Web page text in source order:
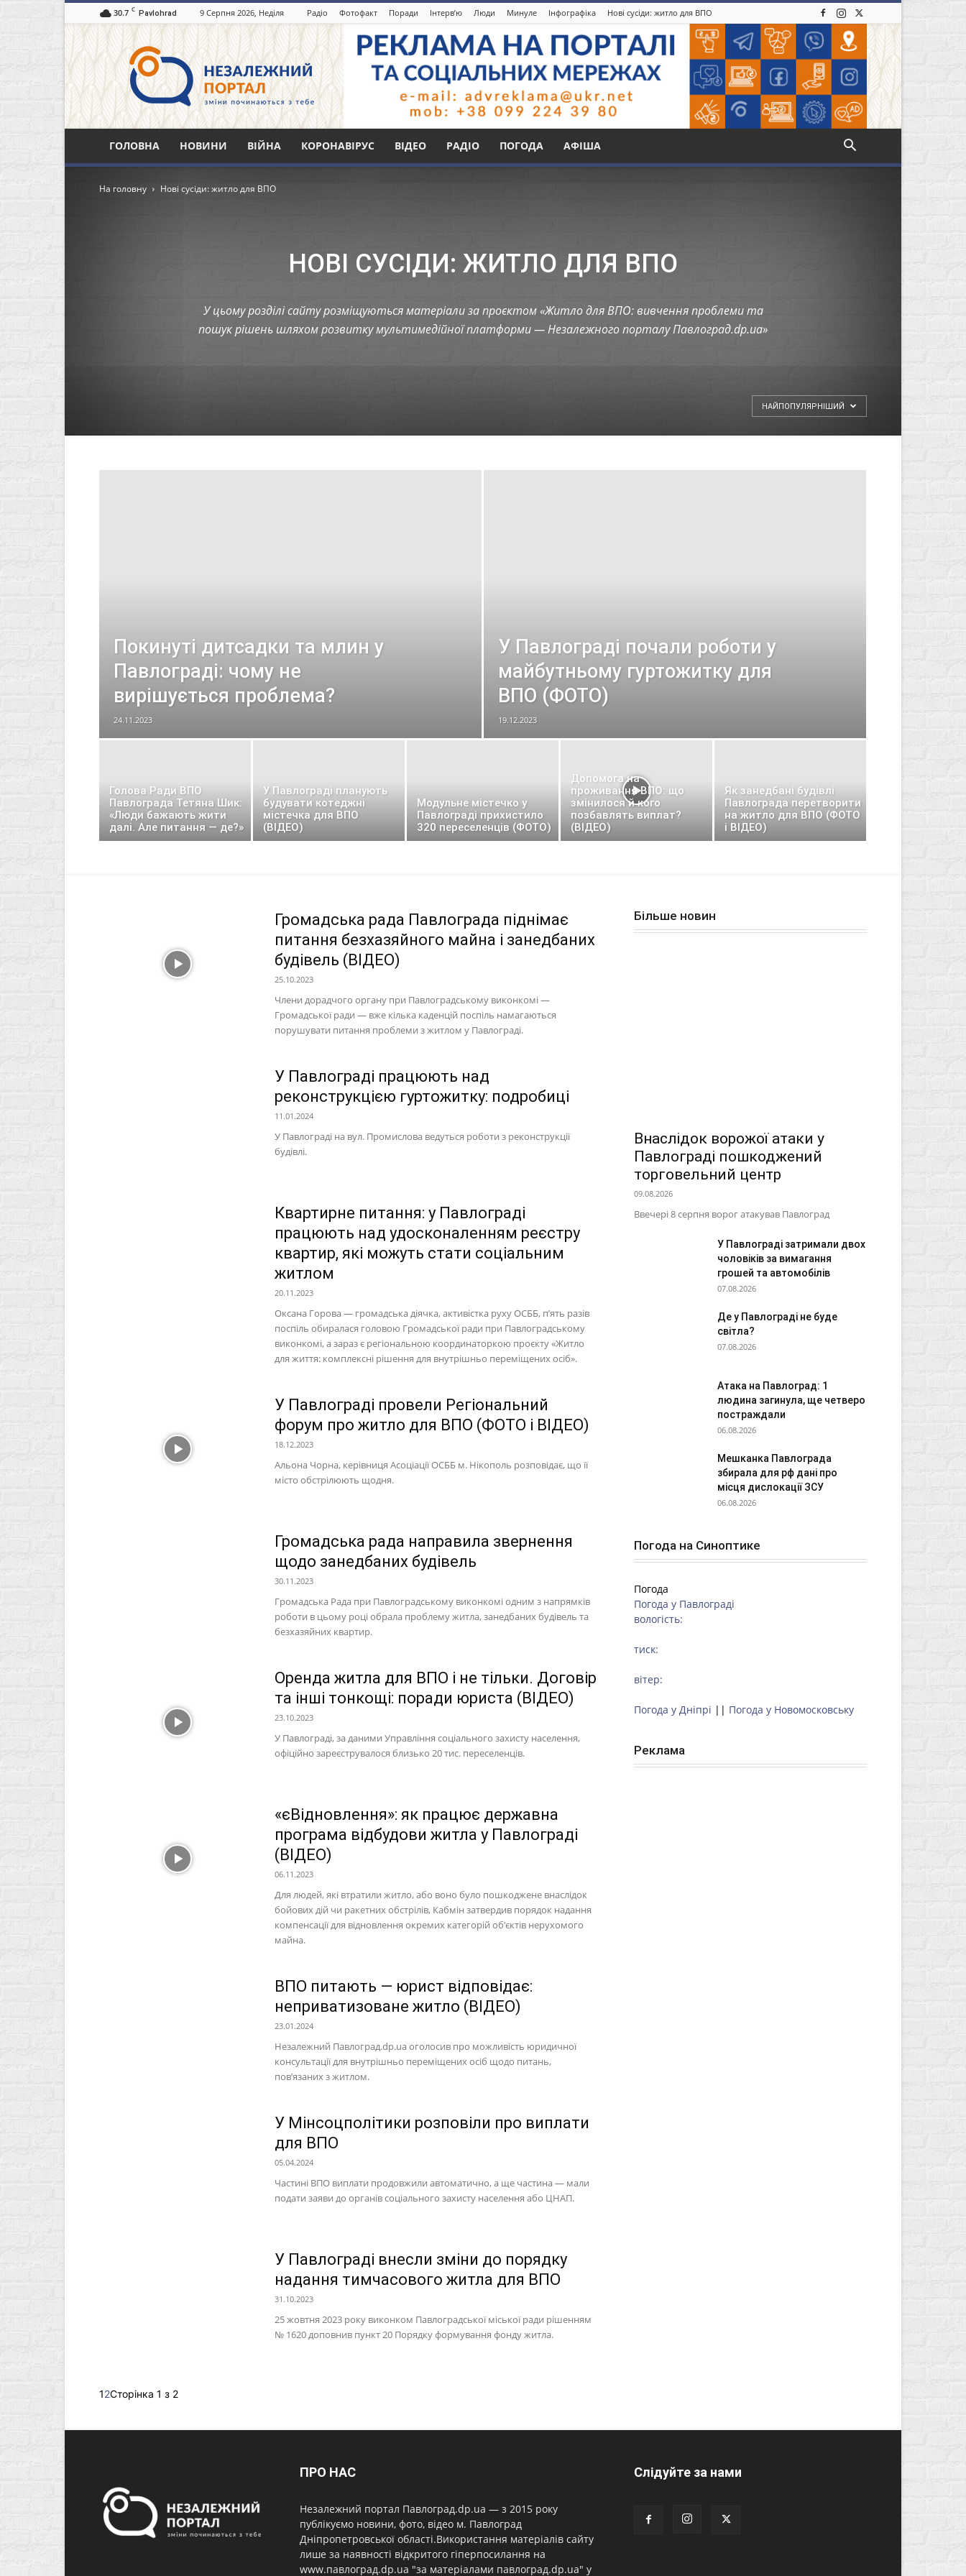
30.7 C Pavlohrad 9 Серпня 2026, Неділя Радіо Фотофакт Поради Інтерв’ю Люди Минуле Інфографіка Нові сусіди: житло для ВПО
Незалежний
портал
Павлоград.dp.ua
ГОЛОВНА НОВИНИ ВІЙНА КОРОНАВІРУС ВІДЕО РАДІО ПОГОДА АФІША
На головну Нові сусіди: житло для ВПО
НОВІ СУСІДИ: ЖИТЛО ДЛЯ ВПО
У цьому розділі сайту розміщуються матеріали за проєктом «Житло для ВПО: вивчення проблеми та
пошук рішень шляхом розвитку мультимедійної платформи — Незалежного порталу Павлоград.dp.ua»
НАЙПОПУЛЯРНІШИЙ
Покинуті дитсадки та млин у
Павлограді: чому не
вирішується проблема?
24.11.2023
У Павлограді почали роботи у
майбутньому гуртожитку для
ВПО (ФОТО)
19.12.2023
Голова Ради ВПО
Павлограда Тетяна Шик:
«Люди бажають жити
далі. Але питання — де?»
У Павлограді планують
будувати котеджні
містечка для ВПО
(ВІДЕО)
Модульне містечко у
Павлограді прихистило
320 переселенців (ФОТО)
Допомога на
проживання ВПО: що
змінилося й кого
позбавлять виплат?
(ВІДЕО)
Як занедбані будівлі
Павлограда перетворити
на житло для ВПО (ФОТО
і ВІДЕО)
Громадська рада Павлограда піднімає
питання безхазяйного майна і занедбаних
будівель (ВІДЕО)
25.10.2023
Члени дорадчого органу при Павлоградському виконкомі —
Громадської ради — вже кілька каденцій поспіль намагаються
порушувати питання проблеми з житлом у Павлограді.
У Павлограді працюють над
реконструкцією гуртожитку: подробиці
11.01.2024
У Павлограді на вул. Промислова ведуться роботи з реконструкції
будівлі.
Квартирне питання: у Павлограді
працюють над удосконаленням реєстру
квартир, які можуть стати соціальним
житлом
20.11.2023
Оксана Горова — громадська діячка, активістка руху ОСББ, п’ять разів
поспіль обиралася головою Громадської ради при Павлоградському
виконкомі, а зараз є регіональною координаторкою проєкту «Житло
для життя: комплексні рішення для внутрішньо переміщених осіб».
У Павлограді провели Регіональний
форум про житло для ВПО (ФОТО і ВІДЕО)
18.12.2023
Альона Чорна, керівниця Асоціації ОСББ м. Нікополь розповідає, що її
місто обстрілюють щодня.
Громадська рада направила звернення
щодо занедбаних будівель
30.11.2023
Громадська Рада при Павлоградському виконкомі одним з напрямків
роботи в цьому році обрала проблему житла, занедбаних будівель та
безхазяйних квартир.
Оренда житла для ВПО і не тільки. Договір
та інші тонкощі: поради юриста (ВІДЕО)
23.10.2023
У Павлограді, за даними Управління соціального захисту населення,
офіційно зареєструвалося близько 20 тис. переселенців.
«єВідновлення»: як працює державна
програма відбудови житла у Павлограді
(ВІДЕО)
06.11.2023
Для людей, які втратили житло, або воно було пошкоджене внаслідок
бойових дій чи ракетних обстрілів, Кабмін затвердив порядок надання
компенсації для відновлення окремих категорій об’єктів нерухомого
майна.
ВПО питають — юрист відповідає:
неприватизоване житло (ВІДЕО)
23.01.2024
Незалежний Павлоград.dp.ua оголосив про можливість юридичної
консультації для внутрішньо переміщених осіб щодо питань,
пов’язаних з житлом.
У Мінсоцполітики розповіли про виплати
для ВПО
05.04.2024
Частині ВПО виплати продовжили автоматично, а ще частина ― мали
подати заяви до органів соціального захисту населення або ЦНАП.
У Павлограді внесли зміни до порядку
надання тимчасового житла для ВПО
31.10.2023
25 жовтня 2023 року виконком Павлоградської міської ради рішенням
№ 1620 доповнив пункт 20 Порядку формування фонду житла.
12Сторінка 1 з 2
Більше новин
Внаслідок ворожої атаки у
Павлограді пошкоджений
торговельний центр
09.08.2026
Ввечері 8 серпня ворог атакував Павлоград
У Павлограді затримали двох
чоловіків за вимагання
грошей та автомобілів
07.08.2026
Де у Павлограді не буде
світла?
07.08.2026
Атака на Павлоград: 1
людина загинула, ще четверо
постраждали
06.08.2026
Мешканка Павлограда
збирала для рф дані про
місця дислокації ЗСУ
06.08.2026
Погода на Синоптике
Погода
Погода у Павлограді
вологість:
тиск:
вітер:
Погода у Дніпрі || Погода у Новомосковську
Реклама
ПРО НАС
Незалежний портал Павлоград.dp.ua — з 2015 року
публікуємо новини, фото, відео м. Павлоград
Дніпропетровської області.Використання матеріалів сайту
лише за наявності відкритого гіперпосилання на
www.павлоград.dp.ua "за матеріалами павлоград.dp.ua" у
Слідуйте за нами